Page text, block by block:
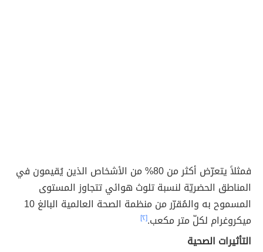
فمثلاً يتعرّض أكثر من 80% من الأشخاص الذين يُقيمون في
المناطق الحضريّة لنسبة تلوث هوائي تتجاوز المستوى
المسموح به والمُقرّر من منظمة الصحة العالمية البالغ 10
ميكروغرام لكلّ متر مكعب.[٢]
التأثيرات الصحية